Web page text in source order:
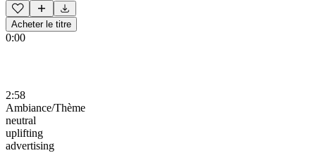
Acheter le titre
0:00
2:58
Ambiance/Thème
neutral
uplifting
advertising